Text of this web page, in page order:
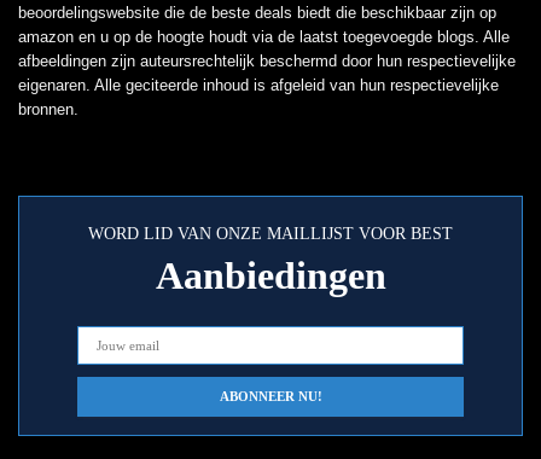
beoordelingswebsite die de beste deals biedt die beschikbaar zijn op
amazon en u op de hoogte houdt via de laatst toegevoegde blogs. Alle
afbeeldingen zijn auteursrechtelijk beschermd door hun respectievelijke
eigenaren. Alle geciteerde inhoud is afgeleid van hun respectievelijke
bronnen.
WORD LID VAN ONZE MAILLIJST VOOR BEST
Aanbiedingen